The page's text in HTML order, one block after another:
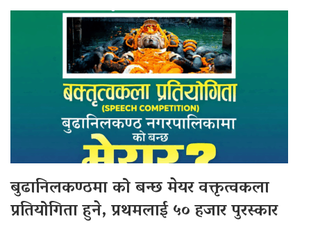
बुढानिलकण्ठमा को बन्छ मेयर वक्तृत्वकला
प्रतियोगिता हुने, प्रथमलाई ५० हजार पुरस्कार